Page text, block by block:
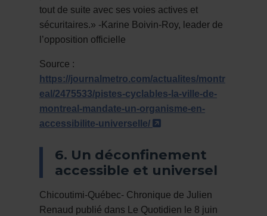
tout de suite avec ses voies actives et
sécuritaires.» -Karine Boivin-Roy, leader de
l’opposition officielle
Source :
https://journalmetro.com/actualites/montr
eal/2475533/pistes-cyclables-la-ville-de-
montreal-mandate-un-organisme-en-
accessibilite-universelle/
- Cet hyperlien
6. Un déconfinement
accessible et universel
Chicoutimi-Québec- Chronique de Julien
Renaud publié dans Le Quotidien le 8 juin